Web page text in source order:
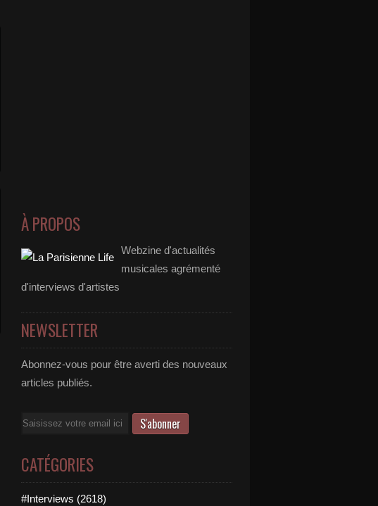
À PROPOS
Webzine d'actualités
musicales agrémenté
d'interviews d'artistes
NEWSLETTER
Abonnez-vous pour être averti des nouveaux
articles publiés.
Email
CATÉGORIES
#Interviews (2618)